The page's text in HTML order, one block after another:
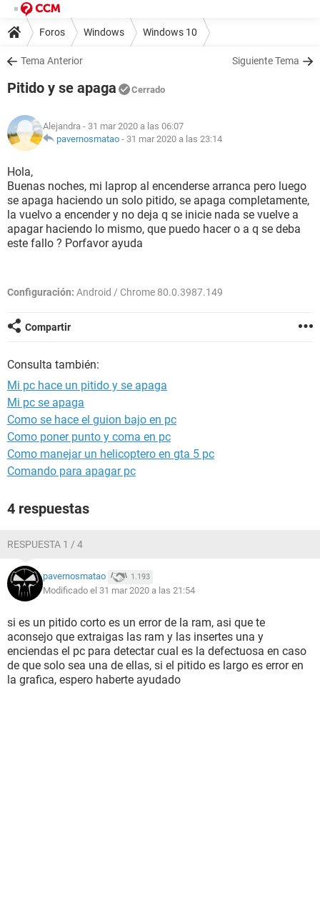
Foros Windows Windows 10
Tema Anterior Siguiente Tema
Pitido y se apaga Cerrado
Alejandra - 31 mar 2020 a las 06:07
pavernosmatao - 31 mar 2020 a las 23:14
Hola,
Buenas noches, mi laprop al encenderse arranca pero luego
se apaga haciendo un solo pitido, se apaga completamente,
la vuelvo a encender y no deja q se inicie nada se vuelve a
apagar haciendo lo mismo, que puedo hacer o a q se deba
este fallo ? Porfavor ayuda
Configuración: Android / Chrome 80.0.3987.149
Compartir
Consulta también:
Mi pc hace un pitido y se apaga
Mi pc se apaga
Como se hace el guion bajo en pc
Como poner punto y coma en pc
Como manejar un helicoptero en gta 5 pc
Comando para apagar pc
4 respuestas
RESPUESTA 1 / 4
pavernosmatao 1.193
Modificado el 31 mar 2020 a las 21:54
si es un pitido corto es un error de la ram, asi que te
aconsejo que extraigas las ram y las insertes una y
enciendas el pc para detectar cual es la defectuosa en caso
de que solo sea una de ellas, si el pitido es largo es error en
la grafica, espero haberte ayudado